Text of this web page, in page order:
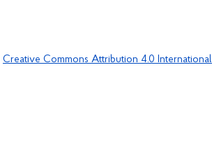
Creative Commons Attribution 4.0 International